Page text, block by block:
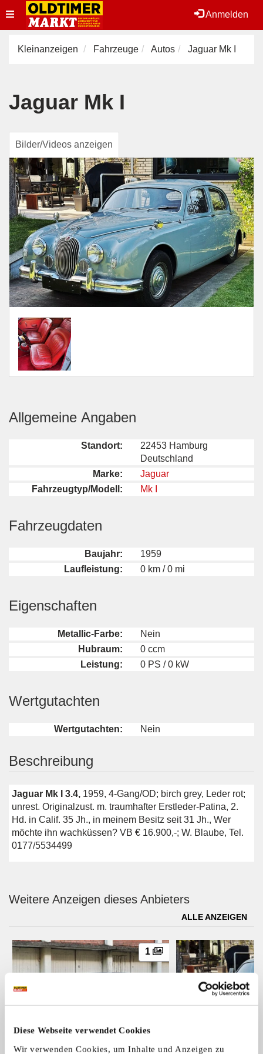
Diese Webseite verwendet Cookies
Wir verwenden Cookies, um Inhalte und Anzeigen zu
Anmelden
Toggle
navigation
Kleinanzeigen Fahrzeuge Autos Jaguar Mk I
Jaguar Mk I
Bilder/Videos anzeigen
Allgemeine Angaben
Standort:
22453 Hamburg
Deutschland
Marke:
Jaguar
Fahrzeugtyp/Modell:
Mk I
Fahrzeugdaten
Baujahr:
1959
Laufleistung:
0 km / 0 mi
Eigenschaften
Metallic-Farbe:
Nein
Hubraum:
0 ccm
Leistung:
0 PS / 0 kW
Wertgutachten
Wertgutachten: Nein
Beschreibung
Jaguar Mk I 3.4, 1959, 4-Gang/OD; birch grey, Leder rot;
unrest. Originalzust. m. traumhafter Erstleder-Patina, 2.
Hd. in Calif. 35 Jh., in meinem Besitz seit 31 Jh., Wer
möchte ihn wachküssen? VB € 16.900,-; W. Blaube, Tel.
0177/5534499
Weitere Anzeigen dieses Anbieters
ALLE ANZEIGEN
1
BMW 318 i Jaguar Mk I